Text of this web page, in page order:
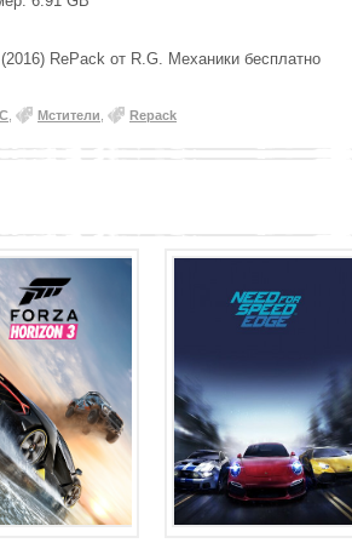
RePack от R.G. Механики бесплатно
Мстители Repack